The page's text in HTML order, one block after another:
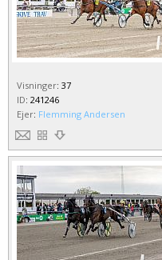
Visninger: 37
ID: 241246
Ejer: Flemming Andersen